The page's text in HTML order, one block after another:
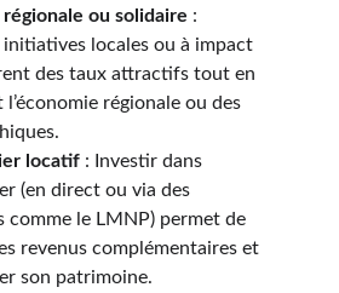
régionale ou solidaire :
initiatives locales ou à impact
des taux attractifs tout en
régionale ou des
locatif : Investir dans
(en direct ou via des
comme le LMNP) permet de
revenus complémentaires et
son patrimoine.